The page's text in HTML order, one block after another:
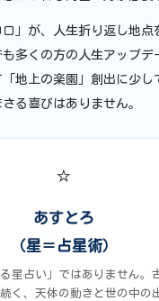
ロ」が、人生折り返し地点
も多くの方の人生アップデ
「地上の楽園」創出に少し
る喜びはありません。
⭐
あすとろ
（星＝占星術）
星占い」ではありません。
く、天体の動きと世の中の